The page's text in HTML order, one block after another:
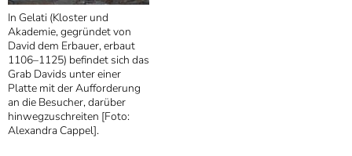
In Gelati (Kloster und
Akademie, gegründet von
David dem Erbauer, erbaut
1106–1125) befindet sich das
Grab Davids unter einer
Platte mit der Aufforderung
an die Besucher, darüber
hinwegzuschreiten [Foto:
Alexandra Cappel].